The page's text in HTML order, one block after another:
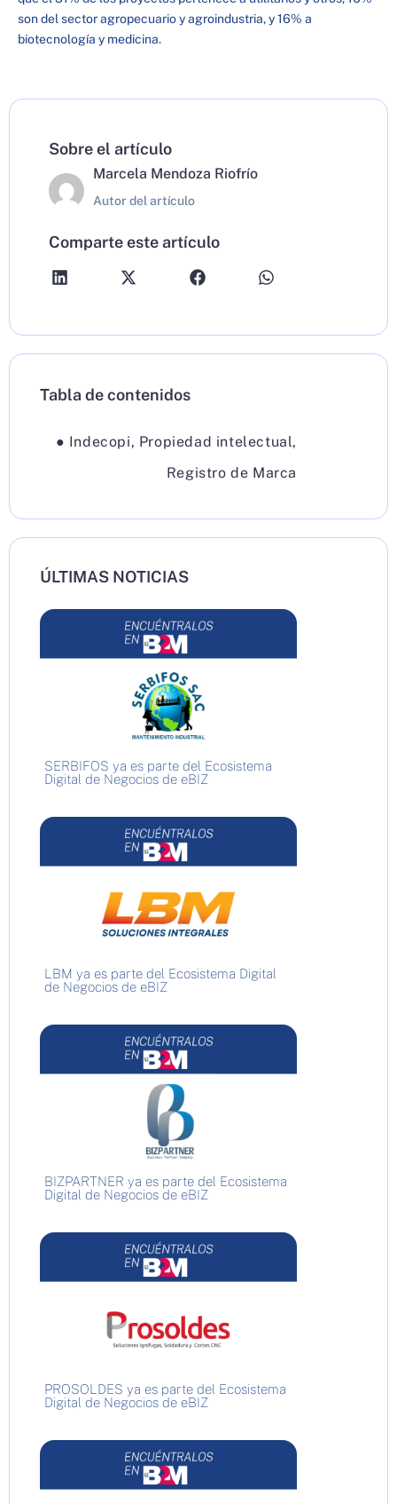
son del sector agropecuario y agroindustria, y 16% a
biotecnología y medicina.
Sobre el artículo
Marcela Mendoza Riofrío
Autor del artículo
Comparte este artículo
Tabla de contenidos
● Indecopi, Propiedad intelectual,
Registro de Marca
ÚLTIMAS NOTICIAS
SERBIFOS ya es parte del Ecosistema
Digital de Negocios de eBIZ
LBM ya es parte del Ecosistema Digital
de Negocios de eBIZ
BIZPARTNER ya es parte del Ecosistema
Digital de Negocios de eBIZ
PROSOLDES ya es parte del Ecosistema
Digital de Negocios de eBIZ